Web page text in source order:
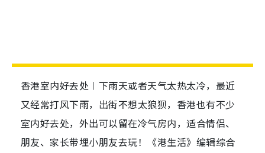
香港室内好去处︱下雨天或者天气太热太冷，最近
又经常打风下雨，出街不想太狼狈，香港也有不少
室内好去处，外出可以留在冷气房内，适合情侣、
朋友、家长带埋小朋友去玩！《港生活》编辑综合